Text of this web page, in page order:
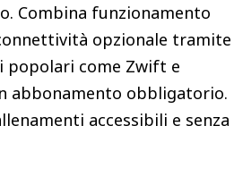
Combina funzionamento
opzionale tramite
come Zwift e
abbonamento obbligatorio.
accessibili e senza